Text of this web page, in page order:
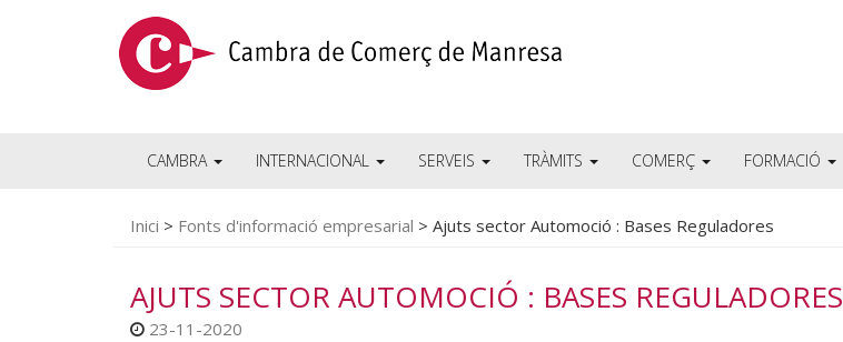
CAMBRA INTERNACIONAL SERVEIS TRÀMITS COMERÇ FORMACIÓ
Inici > Fonts d'informació empresarial > Ajuts sector Automoció : Bases Reguladores
AJUTS SECTOR AUTOMOCIÓ : BASES REGULADORES
23-11-2020